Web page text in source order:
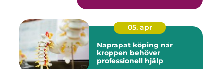
05. apr
Naprapat köping när
kroppen behöver
professionell hjälp